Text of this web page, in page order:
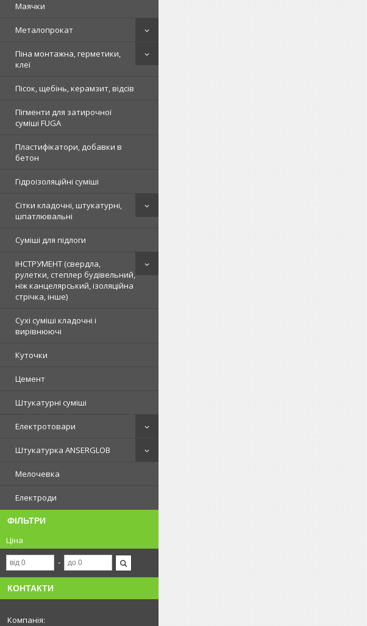
Маячки
Металопрокат
Піна монтажна, герметики,
клеї
Пісок, щебінь, керамзит, відсів
Пігменти для затирочної
суміші FUGA
Пластифікатори, добавки в
бетон
Гідроізоляційні суміші
Сітки кладочні, штукатурні,
шпатлювальні
Суміші для підлоги
ІНСТРУМЕНТ (свердла,
рулетки, степлер будівельний,
ніж канцелярський, ізоляційна
стрічка, інше)
Сухі суміші кладочні і
вирівнюючі
Куточки
Цемент
Штукатурні суміші
Електротовари
Штукатурка ANSERGLOB
Мелочевка
Електроди
ФІЛЬТРИ
Ціна
КОНТАКТИ